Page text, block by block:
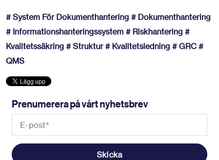
# System För Dokumenthantering # Dokumenthantering
# Informationshanteringssystem # Riskhantering #
Kvalitetssäkring # Struktur # Kvalitetsledning # GRC #
QMS
Prenumerera på vårt nyhetsbrev